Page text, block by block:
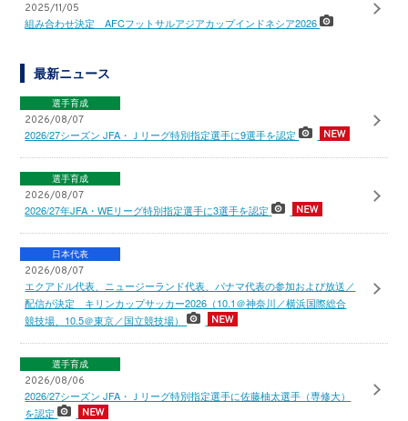
2025/11/05
組み合わせ決定 AFCフットサルアジアカップインドネシア2026
最新ニュース
選手育成
2026/08/07
2026/27シーズン JFA・Ｊリーグ特別指定選手に9選手を認定
選手育成
2026/08/07
2026/27年JFA・WEリーグ特別指定選手に3選手を認定
日本代表
2026/08/07
エクアドル代表、ニュージーランド代表、パナマ代表の参加および放送／
配信が決定 キリンカップサッカー2026（10.1＠神奈川／横浜国際総合
競技場、10.5＠東京／国立競技場）
選手育成
2026/08/06
2026/27シーズン JFA・Ｊリーグ特別指定選手に佐藤柚太選手（専修大）
を認定